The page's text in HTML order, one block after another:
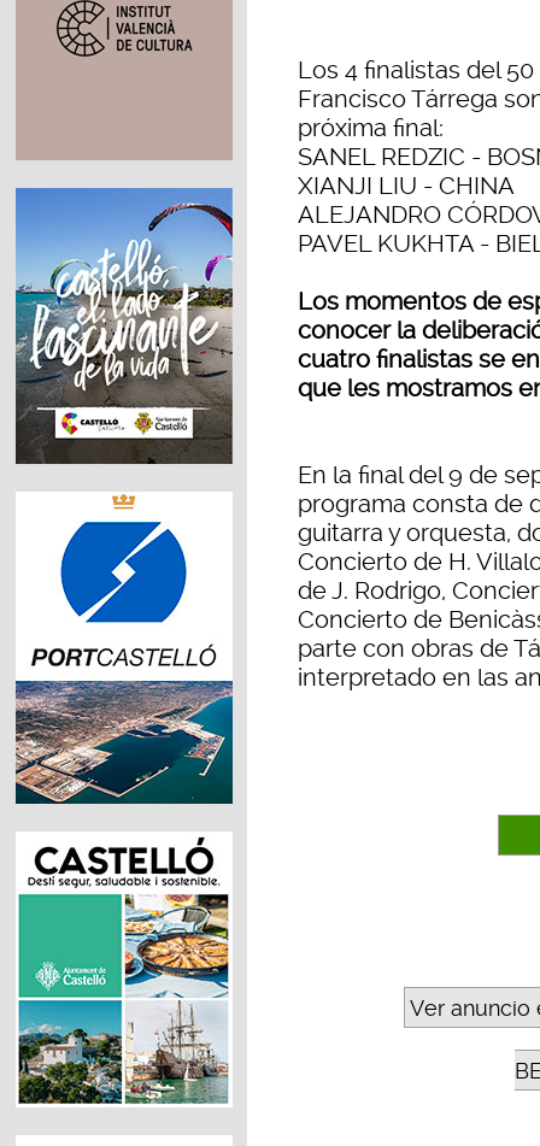
Los 4 finalistas del
Francisco Tárrega
próxima final:
SANEL REDZIC -
XIANJI LIU - CHINA
ALEJANDRO
PAVEL KUKHTA -
Los momentos de
conocer la
cuatro finalistas se
que les mostramos
En la final del 9 de
programa consta de
guitarra y orquesta,
Concierto de H.
de J. Rodrigo,
Concierto de
parte con obras de
interpretado en las
Ver anuncio